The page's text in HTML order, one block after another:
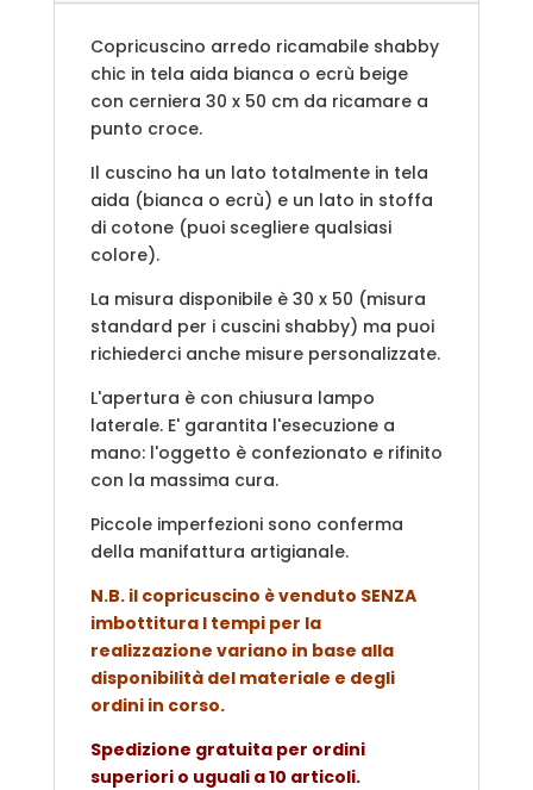
Copricuscino arredo ricamabile shabby
chic in tela aida bianca o ecrù beige
con cerniera 30 x 50 cm da ricamare a
punto croce.
Il cuscino ha un lato totalmente in tela
aida (bianca o ecrù) e un lato in stoffa
di cotone (puoi scegliere qualsiasi
colore).
La misura disponibile è 30 x 50 (misura
standard per i cuscini shabby) ma puoi
richiederci anche misure personalizzate.
L'apertura è con chiusura lampo
laterale. E' garantita l'esecuzione a
mano: l'oggetto è confezionato e rifinito
con la massima cura.
Piccole imperfezioni sono conferma
della manifattura artigianale.
N.B. il copricuscino è venduto SENZA
imbottitura I tempi per la
realizzazione variano in base alla
disponibilità del materiale e degli
ordini in corso.
Spedizione gratuita per ordini
superiori o uguali a 10 articoli.